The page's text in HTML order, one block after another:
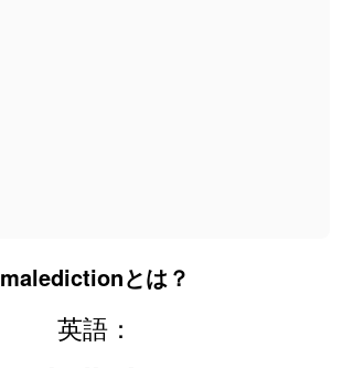
maledictionとは？
英語：